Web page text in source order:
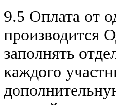
9.5 Оплата от
производится
заполнять
каждого